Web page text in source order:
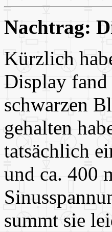
Nachtrag:
Kürzlich
Display
schwarzen
gehalten
tatsächlich
und ca. 400
summt sie